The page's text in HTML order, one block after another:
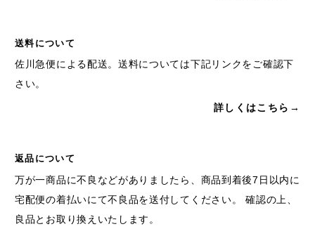
送料について
佐川急便による配送。送料については下記リンクをご確認下
さい。
詳しくはこちら→
返品について
万が一商品に不良などがありましたら、商品到着後7日以内に
宅配便の着払いにて不良品を送付してください。 確認の上、
良品とお取り換えいたします。